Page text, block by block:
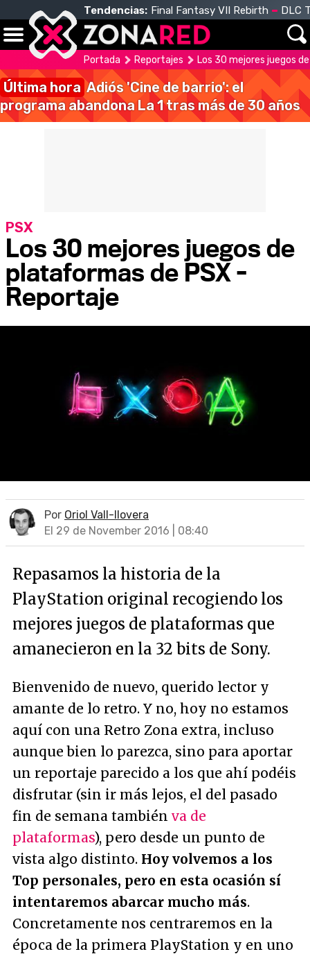
Tendencias: Final Fantasy VII Rebirth DLC
Portada Reportajes Los 30 mejores juegos
Última hora Adiós 'Cine de barrio': el
programa abandona La 1 tras más de 30 años
Los 30 mejores juegos de
plataformas de PSX -
Reportaje
PSX
Por Oriol Vall-llovera
El 29 de November 2016 | 08:40
Repasamos la historia de la
PlayStation original recogiendo los
mejores juegos de plataformas que
amanecieron en la 32 bits de Sony.
Bienvenido de nuevo, querido lector y
amante de lo retro. Y no, hoy no estamos
aquí con una Retro Zona extra, incluso
aunque bien lo parezca, sino para aportar
un reportaje parecido a los que ahí podéis
disfrutar (sin ir más lejos, el del pasado
fin de semana también va de
plataformas), pero desde un punto de
vista algo distinto. Hoy volvemos a los
Top personales, pero en esta ocasión sí
intentaremos abarcar mucho más.
Concretamente nos centraremos en la
época de la primera PlayStation y en uno